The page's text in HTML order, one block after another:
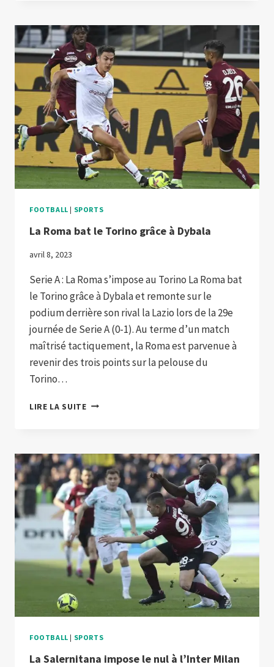
LA
JUVENTUS
FOOTBALL | SPORTS
La Roma bat le Torino grâce à Dybala
avril 8, 2023
Serie A : La Roma s’impose au Torino La Roma bat
le Torino grâce à Dybala et remonte sur le
podium derrière son rival la Lazio lors de la 29e
journée de Serie A (0-1). Au terme d’un match
maîtrisé tactiquement, la Roma est parvenue à
revenir des trois points sur la pelouse du
Torino…
LIRE LA SUITELA
TORINO
GRÂCE
À
DYBALA
FOOTBALL | SPORTS
La Salernitana impose le nul à l’Inter Milan